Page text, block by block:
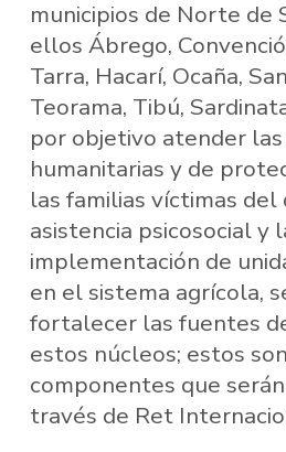
municipios de Norte de
ellos Ábrego,
Tarra, Hacarí, Ocaña,
Teorama, Tibú,
por objetivo atender las
humanitarias y de
las familias víctimas del
asistencia psicosocial y
implementación de
en el sistema agrícola,
fortalecer las fuentes
estos núcleos; estos
componentes que
través de Ret